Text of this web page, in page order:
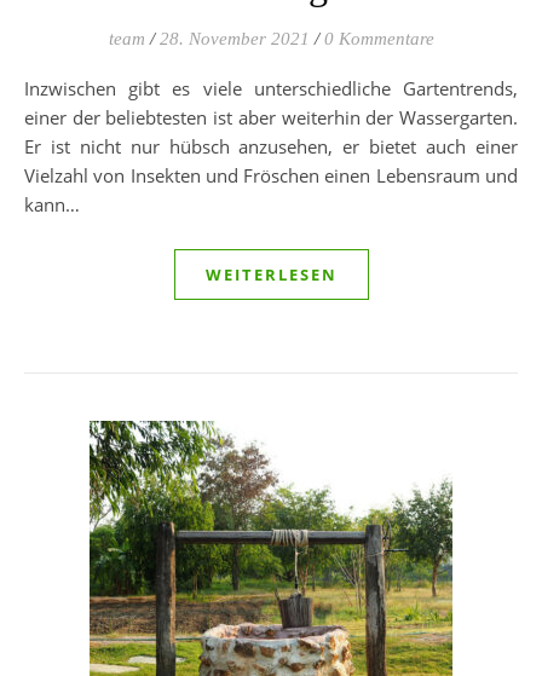
team / 28. November 2021 / 0 Kommentare
Inzwischen gibt es viele unterschiedliche Gartentrends,
einer der beliebtesten ist aber weiterhin der Wassergarten.
Er ist nicht nur hübsch anzusehen, er bietet auch einer
Vielzahl von Insekten und Fröschen einen Lebensraum und
kann…
WEITERLESEN